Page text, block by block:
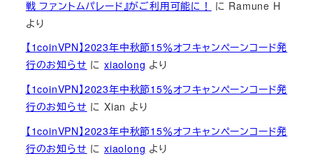
戦 ファントムパレード』がご利用可能に！
に Ramune H
より
【1coinVPN】2023年中秋節15％オフキャンペーンコード発
行のお知らせ にxiaolong より
【1coinVPN】2023年中秋節15％オフキャンペーンコード発
行のお知らせ にXian より
【1coinVPN】2023年中秋節15％オフキャンペーンコード発
行のお知らせ にxiaolong より